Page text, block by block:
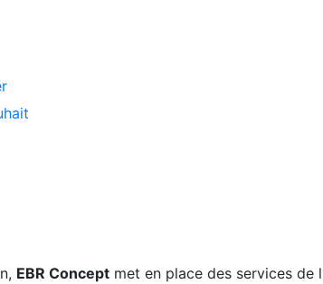
EBR Concept met en place des services